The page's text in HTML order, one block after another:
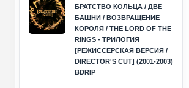
БРАТСТВО КОЛЬЦА / ДВЕ
БАШНИ / ВОЗВРАЩЕНИЕ
КОРОЛЯ / THE LORD OF THE
RINGS - ТРИЛОГИЯ
[РЕЖИССЕРСКАЯ ВЕРСИЯ /
DIRECTOR'S CUT] (2001-2003)
BDRIP